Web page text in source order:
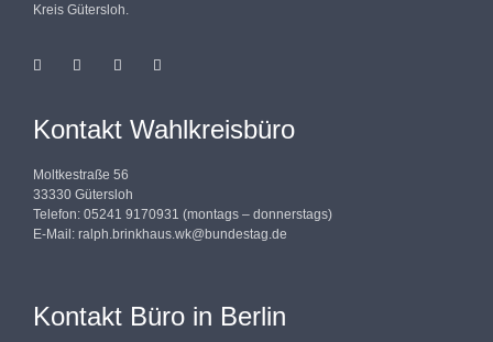
Kreis Gütersloh.
Kontakt Wahlkreisbüro
Moltkestraße 56
33330 Gütersloh
Telefon: 05241 9170931 (montags – donnerstags)
E-Mail: ralph.brinkhaus.wk@bundestag.de
Kontakt Büro in Berlin